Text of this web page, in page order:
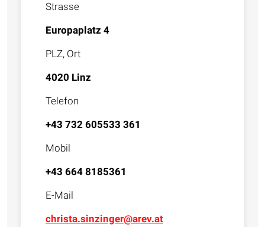
Strasse
Europaplatz 4
PLZ, Ort
4020 Linz
Telefon
+43 732 605533 361
Mobil
+43 664 8185361
E-Mail
christa.sinzinger@arev.at